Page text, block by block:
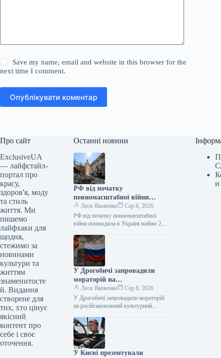
Save my name, email and website in this browser for the
next time I comment.
Опублікувати коментар
Про сайт
ExclusiveUA
— лайфстайл-
портал про
красу,
здоров'я, моду
та стиль
життя. Ми
пишемо
лайфхаки для
щодня,
стежимо за
новинами
культури та
життям
знаменитосте
й. Видання
створене для
тих, хто цінує
якісний
контент про
себе і своє
оточення.
Останні новини
РФ від початку
повномасштабної війни
пошкодила в Україні майже 2
тисячі пам’яток
Леся Яковенко
Сер 6, 2026
РФ від початку повномасштабної
війни пошкодила в Україні майже 2
Укрінформ Росія пошкодила в Україні
1990…
У Дрогобичі запровадили
мораторій на
російськомовний культурний
продукт
Леся Яковенко
Сер 6, 2026
У Дрогобичі запровадили мораторій
на російськомовний культурний
Дрогобицька міська рада у четвер, 6
серпня, одноголосно ухвалила…
У Києві презентували
и